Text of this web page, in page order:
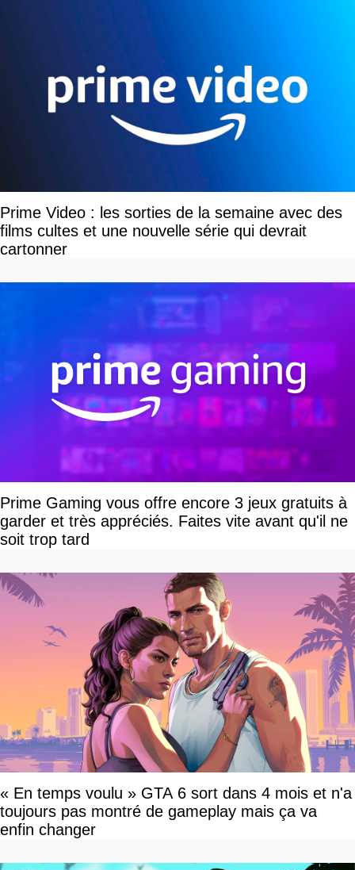
Prime Video : les sorties de la semaine avec des
films cultes et une nouvelle série qui devrait
cartonner
Prime Gaming vous offre encore 3 jeux gratuits à
garder et très appréciés. Faites vite avant qu'il ne
soit trop tard
« En temps voulu » GTA 6 sort dans 4 mois et n'a
toujours pas montré de gameplay mais ça va
enfin changer